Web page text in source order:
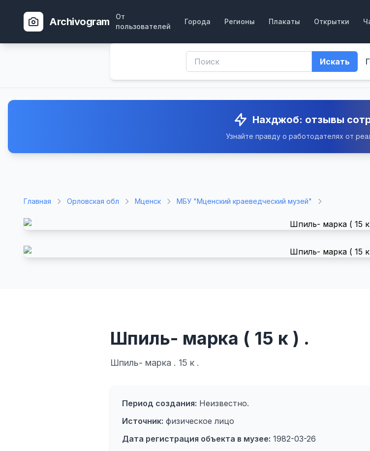
Archivogram
От
пользователей
Города Регионы Плакаты Открытки
Искать
Нахджоб: отзывы
Узнайте правду о работодателях от
Главная Орловская обл Мценск МБУ "Мценский краеведческий музей"
Шпиль- марка ( 15 к ) .
Шпиль- марка . 15 к .
Период создания: Неизвестно.
Источник: физическое лицо
Дата регистрация объекта в музее: 1982-03-26